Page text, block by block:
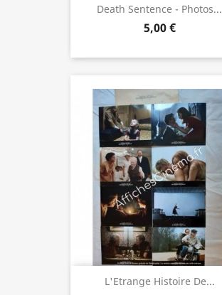
Death Sentence - Photos...
5,00 €
L'Etrange Histoire De...